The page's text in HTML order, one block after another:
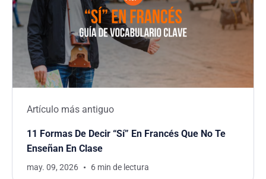
Artículo más antiguo
11 Formas De Decir “Sí” En Francés Que No Te
Enseñan En Clase
may. 09, 2026 6 min de lectura